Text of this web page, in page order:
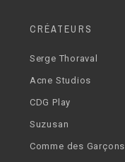
CRÉATEURS
Serge Thoraval
Acne Studios
CDG Play
Suzusan
Comme des Garçons